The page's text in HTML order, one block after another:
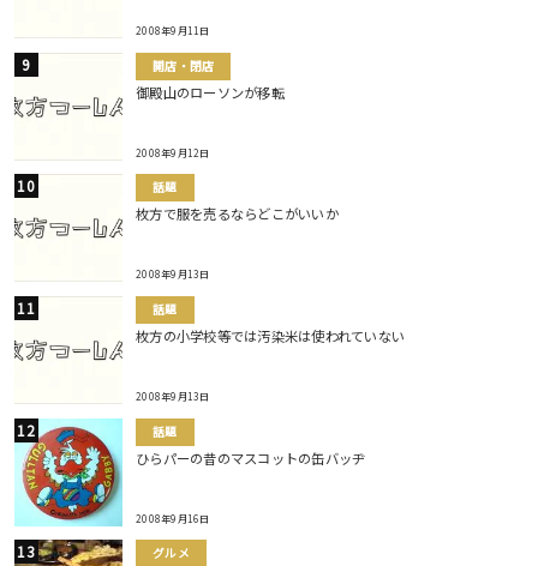
2008年9月11日
開店・閉店
御殿山のローソンが移転
2008年9月12日
話題
枚方で服を売るならどこがいいか
2008年9月13日
話題
枚方の小学校等では汚染米は使われていない
2008年9月13日
話題
ひらパーの昔のマスコットの缶バッヂ
2008年9月16日
グルメ